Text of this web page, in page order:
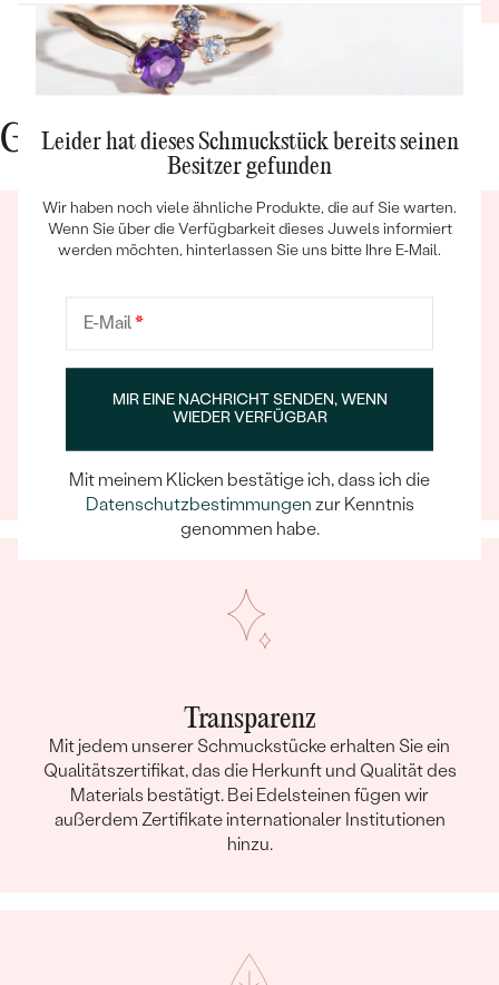
Bestseller
ANSEHEN
war
aus
Gute Gründe für Eppi
Ein Eppi-sches Erlebnis
Wenn Sie online oder persönlich einkaufen, können Sie
sich darauf verlassen, dass unser Team dafür sorgt,
dass schon die Auswahl eines Schmuckstücks zu
einem unvergesslichen Erlebnis wird.
Transparenz
Mit jedem unserer Schmuckstücke erhalten Sie ein
Qualitätszertifikat, das die Herkunft und Qualität des
Materials bestätigt. Bei Edelsteinen fügen wir
außerdem Zertifikate internationaler Institutionen
hinzu.
Leider hat dieses Schmuckstück bereits seinen
Besitzer gefunden
Wir haben noch viele ähnliche Produkte, die auf Sie warten.
Wenn Sie über die Verfügbarkeit dieses Juwels informiert
werden möchten, hinterlassen Sie uns bitte Ihre E-Mail.
E-Mail*
MIR EINE NACHRICHT SENDEN, WENN
WIEDER VERFÜGBAR
Mit meinem Klicken bestätige ich, dass ich die
Datenschutzbestimmungen zur Kenntnis
genommen habe.